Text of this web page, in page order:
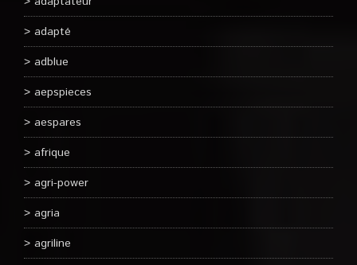
adapté
adblue
aepspieces
aespares
afrique
agri-power
agria
agriline